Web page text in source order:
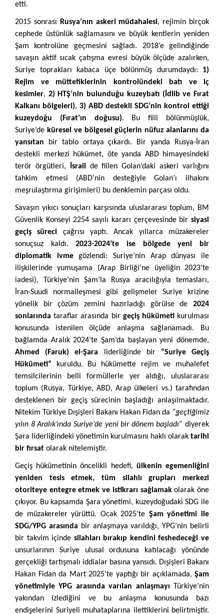
etti.
2015 sonrası Rusya’nın askeri müdahalesi, rejimin birçok
cephede üstünlük sağlamasını ve büyük kentlerin yeniden
Şam kontrolüne geçmesini sağladı. 2018’e gelindiğinde
savaşın aktif sıcak çatışma evresi büyük ölçüde azalırken,
Suriye toprakları kabaca üçe bölünmüş durumdaydı: 1)
Rejim ve müttefiklerinin kontrolündeki batı ve iç
kesimler, 2) HTŞ’nin bulunduğu kuzeybatı (İdlib ve Fırat
Kalkanı bölgeleri), 3) ABD destekli SDG’nin kontrol ettiği
kuzeydoğu (Fırat’ın doğusu). Bu fiili bölünmüşlük,
Suriye’de küresel ve bölgesel güçlerin nüfuz alanlarını da
yansıtan bir tablo ortaya çıkardı. Bir yanda Rusya-İran
destekli merkezi hükümet, öte yanda ABD himayesindeki
terör örgütleri,
İsrail
de fiilen Golan’daki askeri varlığını
tahkim etmesi (ABD’nin desteğiyle Golan’ı ilhakını
meşrulaştırma girişimleri) bu denklemin parçası oldu.
Savaşın yıkıcı sonuçları karşısında uluslararası toplum, BM
Güvenlik Konseyi 2254 sayılı kararı çerçevesinde bir siyasi
geçiş süreci çağrısı yaptı. Ancak yıllarca müzakereler
sonuçsuz kaldı.2023-2024’te ise bölgede yeni bir
diplomatik ivmegözlendi: Suriye’nin Arap dünyası ile
ilişkilerinde yumuşama (Arap Birliği’ne üyeliğin 2023’te
iadesi), Türkiye’nin Şam’la Rusya aracılığıyla temasları,
İran-Suudi normalleşmesi gibi gelişmeler Suriye krizine
yönelik bir çözüm zemini hazırladığı görülse de 2024
sonlarında taraflar arasında bir geçiş hükümetikurulması
konusunda istenilen ölçüde anlaşma sağlanamadı. Bu
bağlamda Aralık 2024’te Şam’da başlayan yeni dönemde,
Ahmed (Faruk) el-Şara liderliğinde bir “Suriye Geçiş
Hükümeti” kuruldu. Bu hükümette rejim ve muhalefet
temsilcilerinin belli formüllerle yer aldığı, uluslararası
toplum (Rusya, Türkiye, ABD, Arap ülkeleri vs.) tarafından
desteklenen bir geçiş sürecinin başladığı anlaşılmaktadır.
Nitekim Türkiye Dışişleri Bakanı Hakan Fidan da “geçtiğimiz
yılın 8 Aralık’ında Suriye’de yeni bir dönem başladı” diyerek
Şara liderliğindeki yönetimin kurulmasını haklı olarak tarihi
bir fırsat olarak nitelemiştir.
Geçiş hükümetinin öncelikli hedefi, ülkenin egemenliğini
yeniden tesis etmek, tüm silahlı grupları merkezi
otoriteye entegre etmek ve istikrarı sağlamakolarak öne
çıkıyor. Bu kapsamda Şara yönetimi, kuzeydoğudaki SDG ile
de müzakereler yürüttü. Ocak 2025’te Şam yönetimi ile
SDG/YPG arasında bir anlaşmaya varıldığı, YPG’nin belirli
bir takvim içinde silahları bırakıp kendini feshedeceği ve
unsurlarının Suriye ulusal ordusuna katılacağı yönünde
gerçekliği tartışmalı iddialar basına yansıdı. Dışişleri Bakanı
Hakan Fidan da Mart 2025’te yaptığı bir açıklamada, Şam
yönetimiyle YPG arasında varılan anlaşmayı Türkiye’nin
yakından izlediğini ve bu anlaşma konusunda bazı
endişelerini Suriyeli muhataplarına ilettiklerini belirtmiştir.